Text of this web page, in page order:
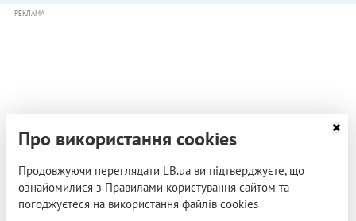
РЕКЛАМА
Про використання cookies
Продовжуючи переглядати LB.ua ви підтверджуєте, що
ознайомилися з Правилами користування сайтом та
погоджуєтеся на використання файлів cookies